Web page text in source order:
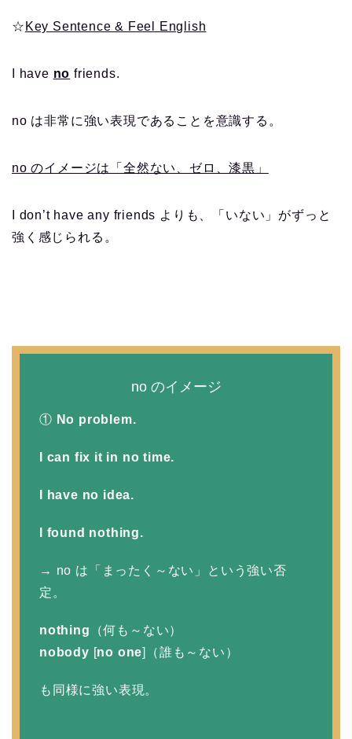
☆ Key Sentence & Feel English
I have no friends.
no は非常に強い表現であることを意識する。
no のイメージは「全然ない、ゼロ、漆黒」
I don’t have any friends よりも、「いない」がずっと
強く感じられる。
no のイメージ
① No problem.
I can fix it in no time.
I have no idea.
I found nothing.
→ no は「まったく～ない」という強い否
定。
nothing （何も～ない）
nobody [no one]（誰も～ない）
も同様に強い表現。